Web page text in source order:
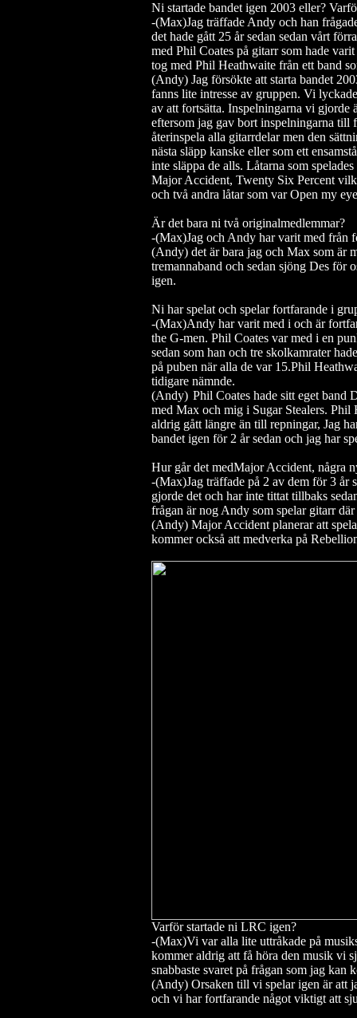
Ni startade bandet igen 2003 eller?
-(Max)Jag träffade Andy och han
det hade gått 25 år sedan sedan vårt
med Phil Coates på gitarr som hade
tog med Phil Heathwaite från ett band
(Andy) Jag försökte att starta bandet
fanns lite intresse av gruppen. Vi
av att fortsätta. Inspelningarna vi gjorde
eftersom jag gav bort inspelningarna till
återinspela alla gitarrdelar men den
nästa släpp kanske eller som ett
inte släppa de alls. Låtarna som
Major Accident, Twenty Six Percent
och två andra låtar som var Open my
Är det bara ni två originalmedlemmar?
-(Max)Jag och Andy har varit med från
(Andy) det är bara jag och Max som är
tremannaband och sedan sjöng Des för
igen.
Ni har spelat och spelar fortfarande i
-(Max)Andy har varit med i och är
the G-men. Phil Coates var med i en
sedan som han och tre skolkamrater
på puben när alla de var 15.Phil
tidigare nämnde.
(Andy) Phil Coates hade sitt eget band
med Max och mig i Sugar Stealers. Phil
aldrig gått längre än till repningar, Jag
bandet igen för 2 år sedan och jag har
Hur går det medMajor Accident, några
-(Max)Jag träffade på 2 av dem för 3 år
gjorde det och har inte tittat tillbaks
frågan är nog Andy som spelar gitarr
(Andy) Major Accident planerar att
kommer också att medverka på
Varför startade ni LRC igen?
-(Max)Vi var alla lite uttråkade på
kommer aldrig att få höra den musik vi
snabbaste svaret på frågan som jag
(Andy) Orsaken till vi spelar igen är att
och vi har fortfarande något viktigt att